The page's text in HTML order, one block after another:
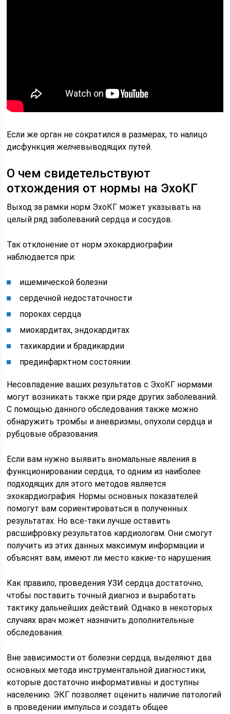
Если же орган не сократился в размерах, то налицо
дисфункция желчевыводящих путей.
О чем свидетельствуют
отхождения от нормы на ЭхоКГ
Выход за рамки норм ЭхоКГ может указывать на
целый ряд заболеваний сердца и сосудов.
Так отклонение от норм эхокардиографии
наблюдается при:
ишемической болезни
сердечной недостаточности
пороках сердца
миокардитах, эндокардитах
тахикардии и брадикардии
прединфарктном состоянии
Несовпадение ваших результатов с ЭхоКГ нормами
могут возникать также при ряде других заболеваний.
С помощью данного обследования также можно
обнаружить тромбы и аневризмы, опухоли сердца и
рубцовые образования.
Если вам нужно выявить аномальные явления в
функционировании сердца, то одним из наиболее
подходящих для этого методов является
эхокардиография. Нормы основных показателей
помогут вам сориентироваться в полученных
результатах. Но все-таки лучше оставить
расшифровку результатов кардиологам. Они смогут
получить из этих данных максимум информации и
объяснят вам, имеют ли место какие-то нарушения.
Как правило, проведения УЗИ сердца достаточно,
чтобы поставить точный диагноз и выработать
тактику дальнейших действий. Однако в некоторых
случаях врач может назначить дополнительные
обследования.
Вне зависимости от болезни сердца, выделяют два
основных метода инструментальной диагностики,
которые достаточно информативны и доступны
населению. ЭКГ позволяет оценить наличие патологий
в проведении импульса и создать общее